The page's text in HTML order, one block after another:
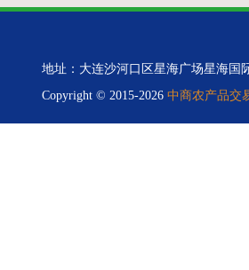
地址：大连沙河口区星海广场星海国
Copyright © 2015-2026 中商农产品交